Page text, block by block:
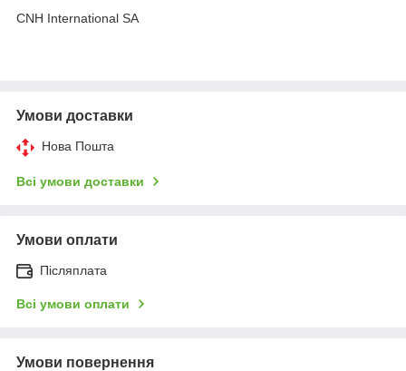
CNH International SA
Умови доставки
Нова Пошта
Всі умови доставки
Умови оплати
Післяплата
Всі умови оплати
Умови повернення